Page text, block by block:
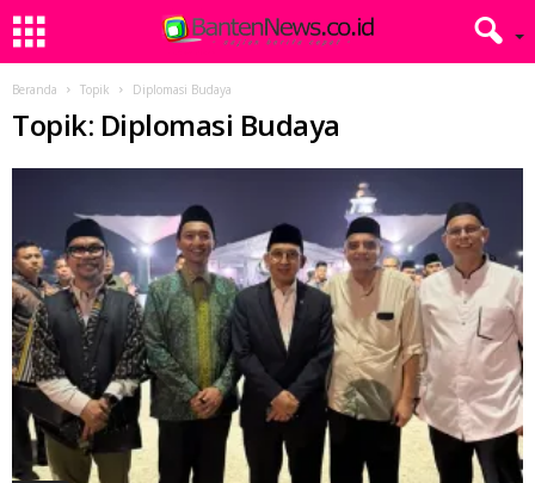
Beranda Topik Diplomasi Budaya
Topik: Diplomasi Budaya